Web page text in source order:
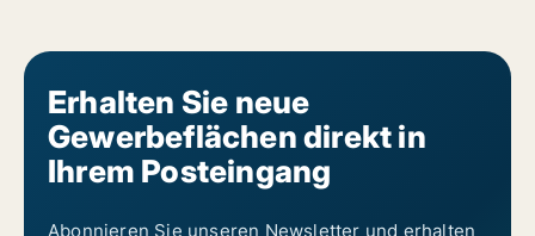
Erhalten Sie neue
Gewerbeflächen direkt in
Ihrem Posteingang
Abonnieren Sie unseren Newsletter und erhalten